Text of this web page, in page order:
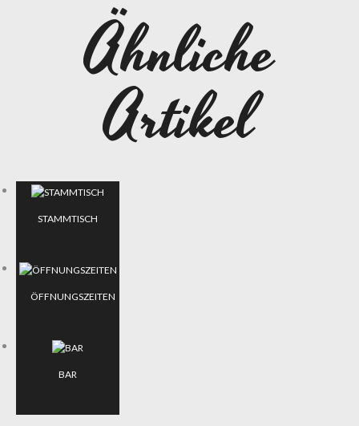
Ähnliche
Artikel
STAMMTISCH
ÖFFNUNGSZEITEN
BAR